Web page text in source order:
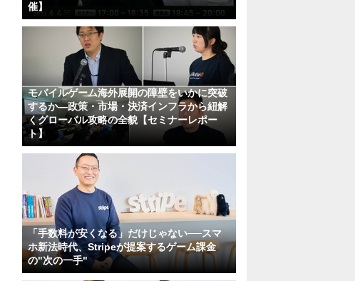
催】
モバイルゲーム海外展開の障壁をいかに突破
するか―政策・市場・決済インフラから紐解
くグローバル攻略の全貌【セミナーレポー
ト】
「手数料が安くなる」だけじゃない──スマ
ホ新法時代、Stripeが提案するゲーム課金
の"次の一手"